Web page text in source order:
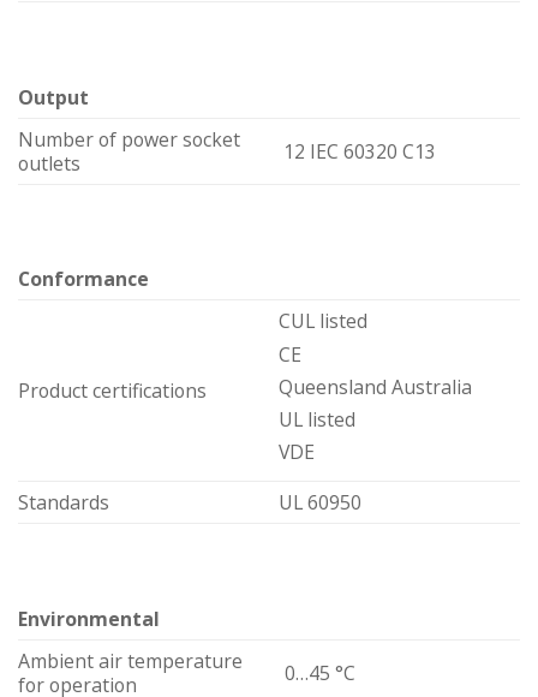
Output
Number of power socket
outlets
12 IEC 60320 C13
Conformance
Product certifications
CUL listed
CE
Queensland Australia
UL listed
VDE
Standards
UL 60950
Environmental
Ambient air temperature
for operation
0…45 °C